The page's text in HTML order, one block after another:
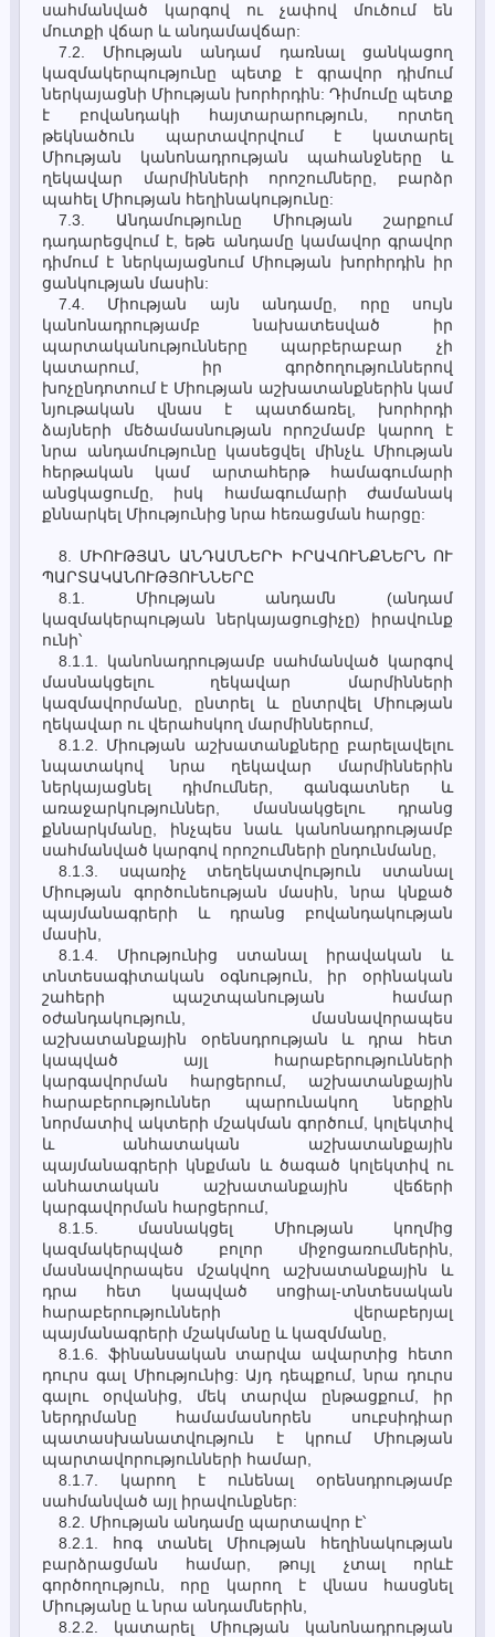
սահմանված կարգով ու չափով մուծում են
մուտքի վճար և անդամավճար:
7.2. Միության անդամ դառնալ ցանկացող
կազմակերպությունը պետք է գրավոր դիմում
ներկայացնի Միության խորհրդին: Դիմումը պետք
է բովանդակի հայտարարություն, որտեղ
թեկնածուն պարտավորվում է կատարել
Միության կանոնադրության պահանջները և
ղեկավար մարմինների որոշումները, բարձր
պահել Միության հեղինակությունը:
7.3. Անդամությունը Միության շարքում
դադարեցվում է, եթե անդամը կամավոր գրավոր
դիմում է ներկայացնում Միության խորհրդին իր
ցանկության մասին:
7.4. Միության այն անդամը, որը սույն
կանոնադրությամբ նախատեսված իր
պարտականությունները պարբերաբար չի
կատարում, իր գործողություններով
խոչընդոտում է Միության աշխատանքներին կամ
նյութական վնաս է պատճառել, խորհրդի
ձայների մեծամասնության որոշմամբ կարող է
նրա անդամությունը կասեցվել մինչև Միության
հերթական կամ արտահերթ համագումարի
անցկացումը, իսկ համագումարի ժամանակ
քննարկել Միությունից նրա հեռացման հարցը:
8. ՄԻՈՒԹՅԱՆ ԱՆԴԱՄՆԵՐԻ ԻՐԱՎՈՒՆՔՆԵՐՆ ՈՒ
ՊԱՐՏԱԿԱՆՈՒԹՅՈՒՆՆԵՐԸ
8.1. Միության անդամն (անդամ
կազմակերպության ներկայացուցիչը) իրավունք
ունի՝
8.1.1. կանոնադրությամբ սահմանված կարգով
մասնակցելու ղեկավար մարմինների
կազմավորմանը, ընտրել և ընտրվել Միության
ղեկավար ու վերահսկող մարմիններում,
8.1.2. Միության աշխատանքները բարելավելու
նպատակով նրա ղեկավար մարմիններին
ներկայացնել դիմումներ, գանգատներ և
առաջարկություններ, մասնակցելու դրանց
քննարկմանը, ինչպես նաև կանոնադրությամբ
սահմանված կարգով որոշումների ընդունմանը,
8.1.3. սպառիչ տեղեկատվություն ստանալ
Միության գործունեության մասին, նրա կնքած
պայմանագրերի և դրանց բովանդակության
մասին,
8.1.4. Միությունից ստանալ իրավական և
տնտեսագիտական օգնություն, իր օրինական
շահերի պաշտպանության համար
օժանդակություն, մասնավորապես
աշխատանքային օրենսդրության և դրա հետ
կապված այլ հարաբերությունների
կարգավորման հարցերում, աշխատանքային
հարաբերություններ պարունակող ներքին
նորմատիվ ակտերի մշակման գործում, կոլեկտիվ
և անհատական աշխատանքային
պայմանագրերի կնքման և ծագած կոլեկտիվ ու
անհատական աշխատանքային վեճերի
կարգավորման հարցերում,
8.1.5. մասնակցել Միության կողմից
կազմակերպված բոլոր միջոցառումներին,
մասնավորապես մշակվող աշխատանքային և
դրա հետ կապված սոցիալ-տնտեսական
հարաբերությունների վերաբերյալ
պայմանագրերի մշակմանը և կազմմանը,
8.1.6. ֆինանսական տարվա ավարտից հետո
դուրս գալ Միությունից: Այդ դեպքում, նրա դուրս
գալու օրվանից, մեկ տարվա ընթացքում, իր
ներդրմանը համամասնորեն սուբսիդիար
պատասխանատվություն է կրում Միության
պարտավորությունների համար,
8.1.7. կարող է ունենալ օրենսդրությամբ
սահմանված այլ իրավունքներ:
8.2. Միության անդամը պարտավոր է՝
8.2.1. հոգ տանել Միության հեղինակության
բարձրացման համար, թույլ չտալ որևէ
գործողություն, որը կարող է վնաս հասցնել
Միությանը և նրա անդամներին,
8.2.2. կատարել Միության կանոնադրության